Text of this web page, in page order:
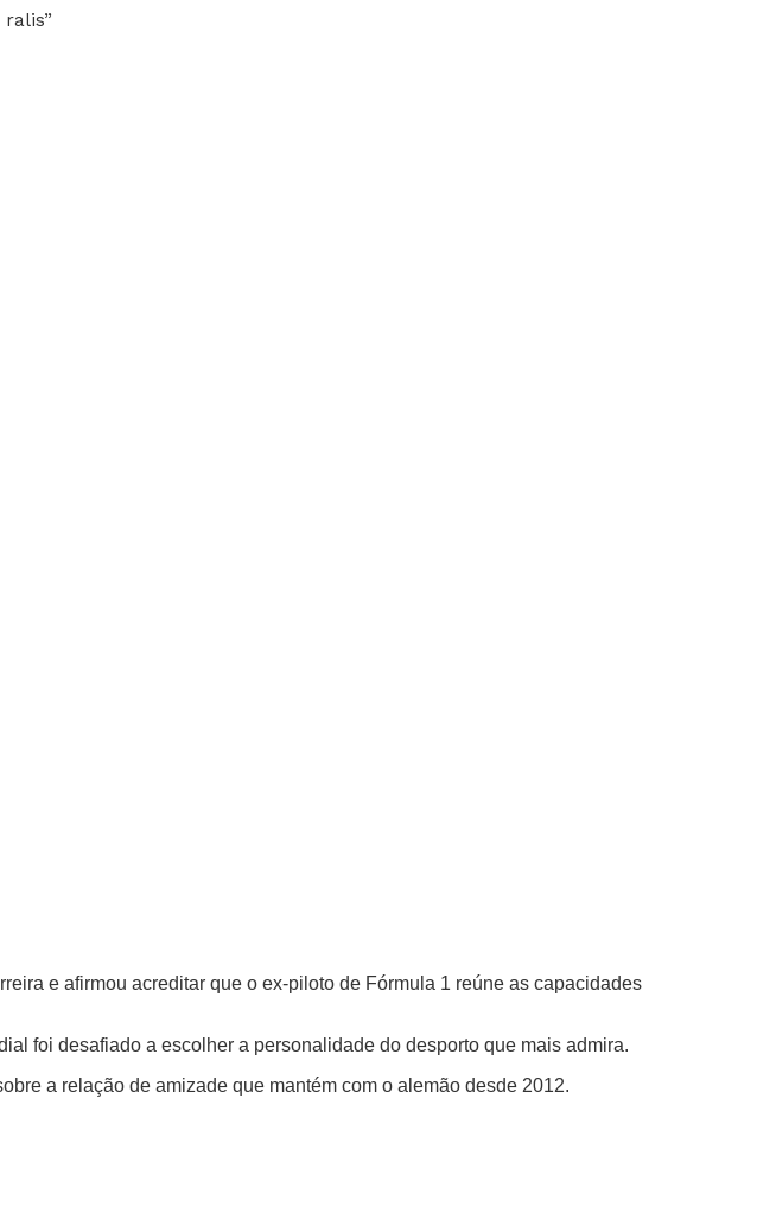
e afirmou acreditar que o ex-piloto de Fórmula 1 reúne as capacidades
foi desafiado a escolher a personalidade do desporto que mais admira.
a relação de amizade que mantém com o alemão desde 2012.